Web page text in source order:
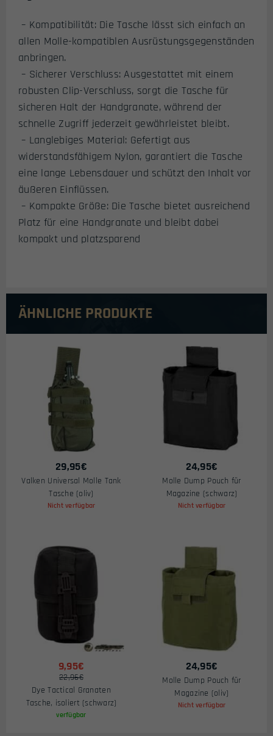
– Kompatibilität: Die Tasche lässt sich einfach an
allen Molle-kompatiblen Ausrüstungsgegenständen
anbringen.
– Sicherer Verschluss: Ausgestattet mit einem
robusten Clip-Verschluss, sorgt die Tasche für
sicheren Halt der Handgranate, während der
schnelle Zugriff jederzeit gewährleistet bleibt.
– Langlebiges Material: Gefertigt aus
widerstandsfähigem Nylon, garantiert die Tasche
eine lange Lebensdauer und schützt den Inhalt vor
äußeren Einflüssen.
– Kompakte Größe: Die Tasche bietet ausreichend
Platz für eine Handgranate und bleibt dabei
kompakt und platzsparend
ÄHNLICHE PRODUKTE
29,95€
Valken Universal Molle Tank
Tasche (oliv)
Nicht verfügbar
24,95€
Molle Dump Pouch für
Magazine (schwarz)
Nicht verfügbar
9,95€
22,96€
Dye Tactical Granaten
Tasche, isoliert (schwarz)
verfügbar
24,95€
Molle Dump Pouch für
Magazine (oliv)
Nicht verfügbar